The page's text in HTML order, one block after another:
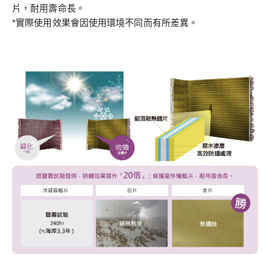
片，耐用壽命長。
*實際使用效果會因使用環境不同而有所差異。